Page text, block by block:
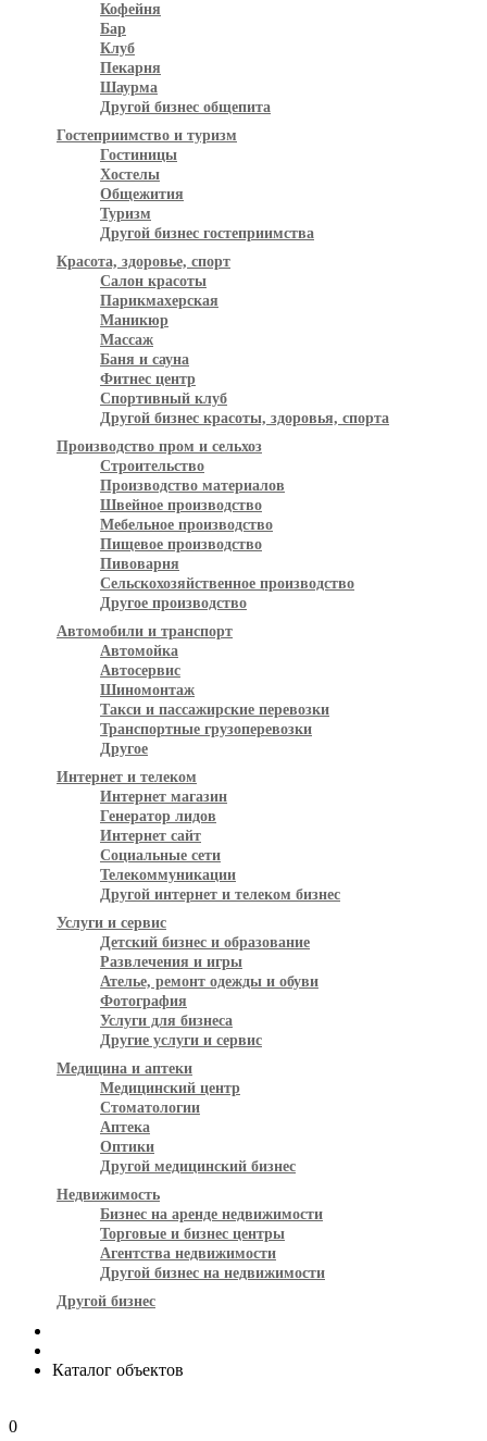
Кофейня
Бар
Клуб
Пекарня
Шаурма
Другой бизнес общепита
Гостеприимство и туризм
Гостиницы
Хостелы
Общежития
Туризм
Другой бизнес гостеприимства
Красота, здоровье, спорт
Салон красоты
Парикмахерская
Маникюр
Массаж
Баня и сауна
Фитнес центр
Спортивный клуб
Другой бизнес красоты, здоровья, спорта
Производство пром и сельхоз
Строительство
Производство материалов
Швейное производство
Мебельное производство
Пищевое производство
Пивоварня
Сельскохозяйственное производство
Другое производство
Автомобили и транспорт
Автомойка
Автосервис
Шиномонтаж
Такси и пассажирские перевозки
Транспортные грузоперевозки
Другое
Интернет и телеком
Интернет магазин
Генератор лидов
Интернет сайт
Социальные сети
Телекоммуникации
Другой интернет и телеком бизнес
Услуги и сервис
Детский бизнес и образование
Развлечения и игры
Ателье, ремонт одежды и обуви
Фотография
Услуги для бизнеса
Другие услуги и сервис
Медицина и аптеки
Медицинский центр
Стоматологии
Аптека
Оптики
Другой медицинский бизнес
Недвижимость
Бизнес на аренде недвижимости
Торговые и бизнес центры
Агентства недвижимости
Другой бизнес на недвижимости
Другой бизнес
Каталог объектов
0